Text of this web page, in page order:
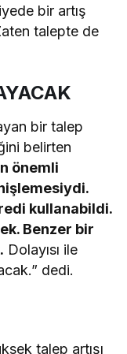
bir artış
talepte de
bir talep
belirten
önemli
kullanabildi.
Benzer bir
Dolayısı ile
dedi.
talep artışı